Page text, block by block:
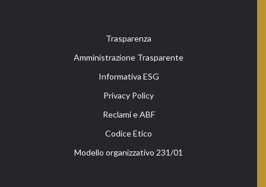
Trasparenza
Amministrazione Trasparente
Informativa ESG
Privacy Policy
Reclami e ABF
Codice Etico
Modello organizzativo 231/01